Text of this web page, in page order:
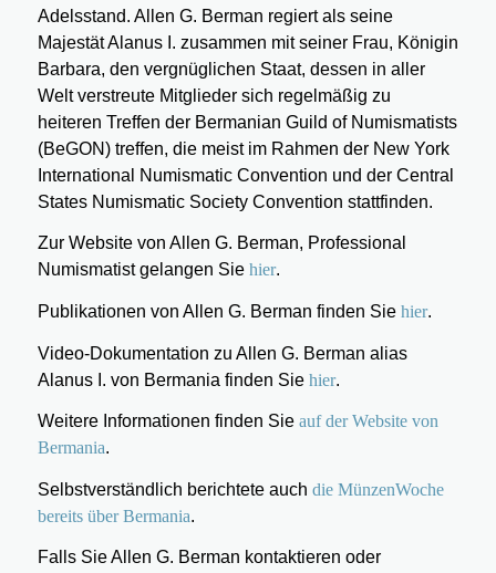
Adelsstand. Allen G. Berman regiert als seine
Majestät Alanus I. zusammen mit seiner Frau, Königin
Barbara, den vergnüglichen Staat, dessen in aller
Welt verstreute Mitglieder sich regelmäßig zu
heiteren Treffen der Bermanian Guild of Numismatists
(BeGON) treffen, die meist im Rahmen der New York
International Numismatic Convention und der Central
States Numismatic Society Convention stattfinden.
Zur Website von Allen G. Berman, Professional
Numismatist gelangen Siehier.
Publikationen von Allen G. Berman finden Sie hier.
Video-Dokumentation zu Allen G. Berman alias
Alanus I. von Bermania finden Sie hier.
Weitere Informationen finden Sie auf der Website von
Bermania.
Selbstverständlich berichtete auch die MünzenWoche
bereits über Bermania.
Falls Sie Allen G. Berman kontaktieren oder